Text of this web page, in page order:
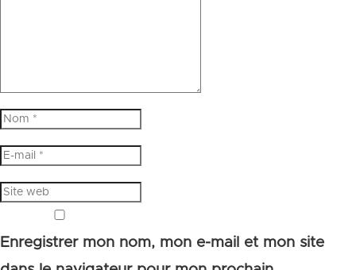
Enregistrer mon nom, mon e-mail et mon site